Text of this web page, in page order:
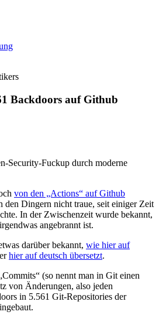
Backdoors auf Github
Security-Fuckup durch moderne
von den „Actions“ auf Github
den Dingern nicht traue, seit einiger Zeit
In der Zwischenzeit wurde bekannt,
angebrannt ist.
darüber bekannt, wie hier auf
hier auf deutsch übersetzt.
(so nennt man in Git einen
von Änderungen, also jeden
in 5.561 Git-Repositories der